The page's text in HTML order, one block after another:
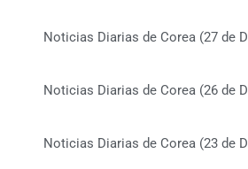
Noticias Diarias de Corea (27 de
Noticias Diarias de Corea (26 de
Noticias Diarias de Corea (23 de